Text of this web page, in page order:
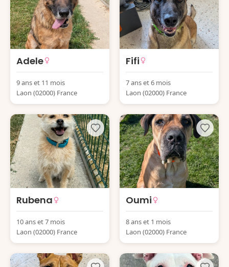
Adele
9 ans et 11 mois
Laon (02000) France
Fifi
7 ans et 6 mois
Laon (02000) France
Rubena
10 ans et 7 mois
Laon (02000) France
Oumi
8 ans et 1 mois
Laon (02000) France